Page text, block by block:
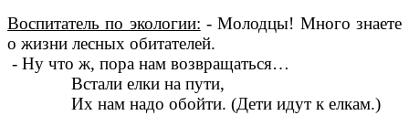
Воспитатель по экологии: - Молодцы! Много знаете
о жизни лесных обитателей.
- Ну что ж, пора нам возвращаться…
Встали елки на пути,
Их нам надо обойти. (Дети идут к елкам.)